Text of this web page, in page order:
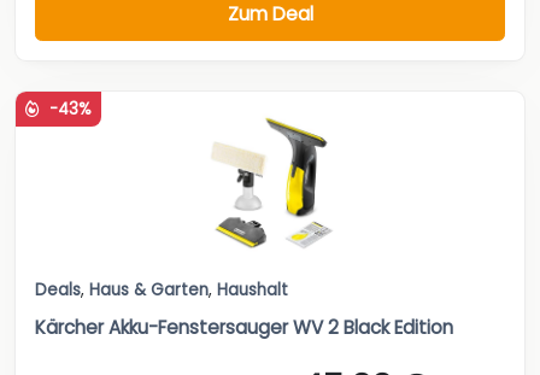
Zum Deal
-43%
Deals, Haus & Garten, Haushalt
Kärcher Akku-Fenstersauger WV 2 Black Edition